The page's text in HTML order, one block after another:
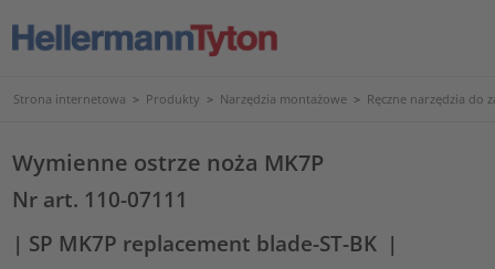
Strona internetowa > Produkty > Narzędzia montażowe > Ręczne narzędzia do
Wymienne ostrze noża MK7P
Nr art. 110-07111
| SP MK7P replacement blade-ST-BK |